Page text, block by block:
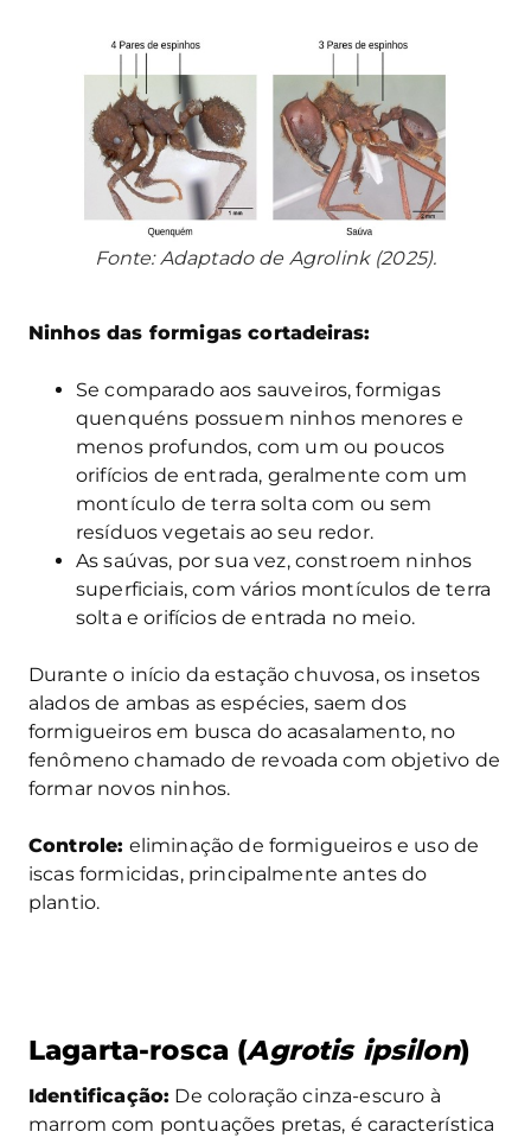
Fonte: Adaptado de Agrolink (2025).
Ninhos das formigas cortadeiras:
Se comparado aos sauveiros, formigas
quenquéns possuem ninhos menores e
menos profundos, com um ou poucos
orifícios de entrada, geralmente com um
montículo de terra solta com ou sem
resíduos vegetais ao seu redor.
As saúvas, por sua vez, constroem ninhos
superficiais, com vários montículos de terra
solta e orifícios de entrada no meio.
Durante o início da estação chuvosa, os insetos
alados de ambas as espécies, saem dos
formigueiros em busca do acasalamento, no
fenômeno chamado de revoada com objetivo de
formar novos ninhos.
Controle: eliminação de formigueiros e uso de
iscas formicidas, principalmente antes do
plantio.
Lagarta-rosca (Agrotis ipsilon)
Identificação: De coloração cinza-escuro à
marrom com pontuações pretas, é característica